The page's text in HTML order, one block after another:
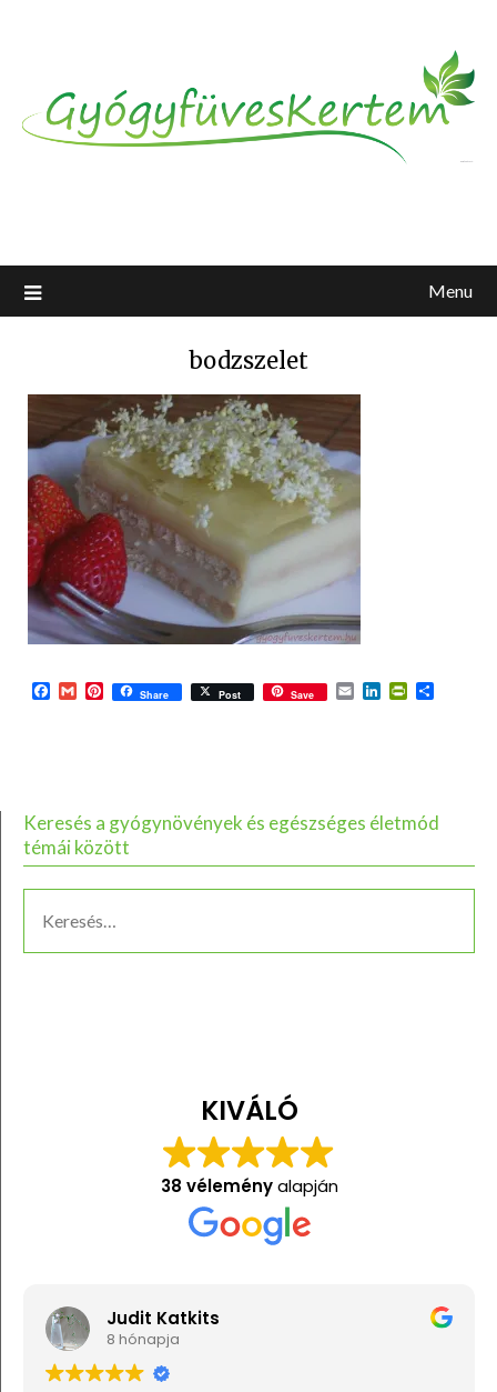
Menu
bodzszelet
Facebook
GmailPinterest
Share Post Save EmailLinkedIn
Keresés a gyógynövények és egészséges életmód
témái között
KIVÁLÓ
38 véleményalapján
Judit Katkits
8 hónapja